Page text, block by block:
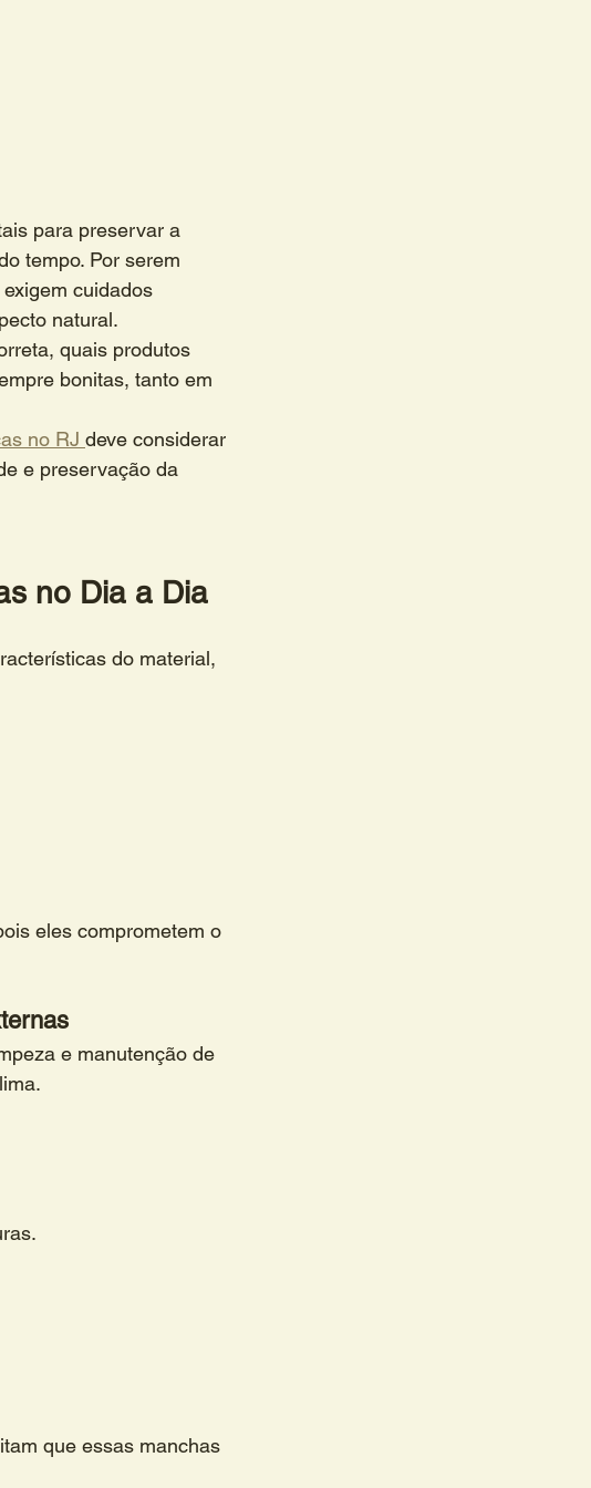
para preservar a
tempo. Por serem
cuidados
natural.
quais produtos
bonitas, tanto em
no RJ deve considerar
e preservação da
no Dia a Dia
do material,
eles comprometem o
e manutenção de
que essas manchas